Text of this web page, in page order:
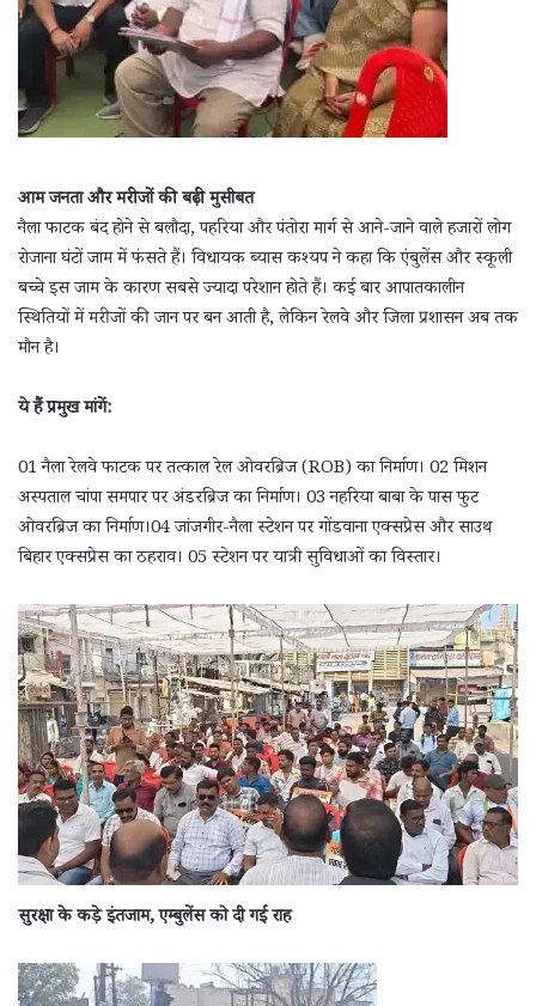
आम जनता और मरीजों की बढ़ी मुसीबत
नैला फाटक बंद होने से बलौदा, पहरिया और पंतोरा मार्ग से आने-जाने वाले हजारों लोग
रोजाना घंटों जाम में फंसते हैं। विधायक ब्यास कश्यप ने कहा कि एंबुलेंस और स्कूली
बच्चे इस जाम के कारण सबसे ज्यादा परेशान होते हैं। कई बार आपातकालीन
स्थितियों में मरीजों की जान पर बन आती है, लेकिन रेलवे और जिला प्रशासन अब तक
मौन है।
ये हैं प्रमुख मांगें:
01 नैला रेलवे फाटक पर तत्काल रेल ओवरब्रिज (ROB) का निर्माण। 02 मिशन
अस्पताल चांपा समपार पर अंडरब्रिज का निर्माण। 03 नहरिया बाबा के पास फुट
ओवरब्रिज का निर्माण।04 जांजगीर-नैला स्टेशन पर गोंडवाना एक्सप्रेस और साउथ
बिहार एक्सप्रेस का ठहराव। 05 स्टेशन पर यात्री सुविधाओं का विस्तार।
सुरक्षा के कड़े इंतजाम, एम्बुलेंस को दी गई राह